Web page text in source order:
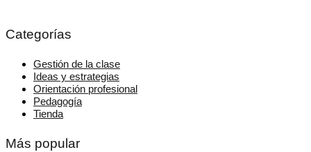
Categorías
Gestión de la clase
Ideas y estrategias
Orientación profesional
Pedagogía
Tienda
Más popular